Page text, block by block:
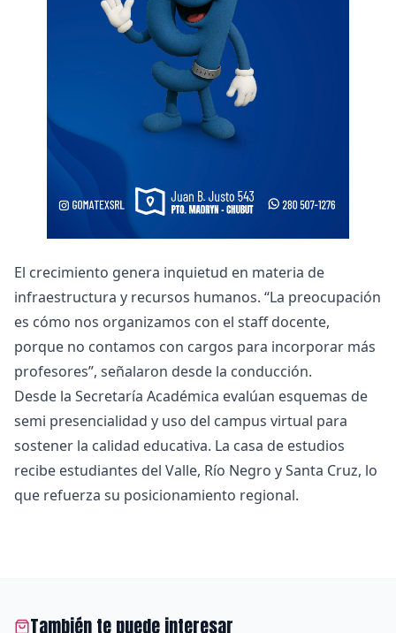
El crecimiento genera inquietud en materia de
infraestructura y recursos humanos. “La preocupación
es cómo nos organizamos con el staff docente,
porque no contamos con cargos para incorporar más
profesores”, señalaron desde la conducción.
Desde la Secretaría Académica evalúan esquemas de
semi presencialidad y uso del campus virtual para
sostener la calidad educativa. La casa de estudios
recibe estudiantes del Valle, Río Negro y Santa Cruz, lo
que refuerza su posicionamiento regional.
También te puede interesar